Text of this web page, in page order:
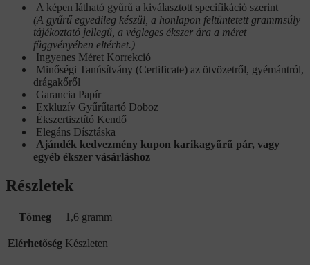
A képen látható gyűrű a kiválasztott specifikáciò szerint
(A gyűrű egyedileg készül, a honlapon feltüntetett grammsúly
tájékoztató jellegű, a végleges ékszer ára a méret
függvényében eltérhet.)
Ingyenes Méret Korrekció
Minőségi Tanúsítvány (Certificate) az ötvözetről, gyémántról,
drágakőről
Garancia Papír
Exkluzív Gyűrűtartó Doboz
Ékszertisztító Kendő
Elegáns Dísztáska
Ajándék kedvezmény kupon karikagyűrű pár, vagy
egyéb ékszer vásárláshoz
Részletek
Tömeg 1,6 gramm
Elérhetőség Készleten